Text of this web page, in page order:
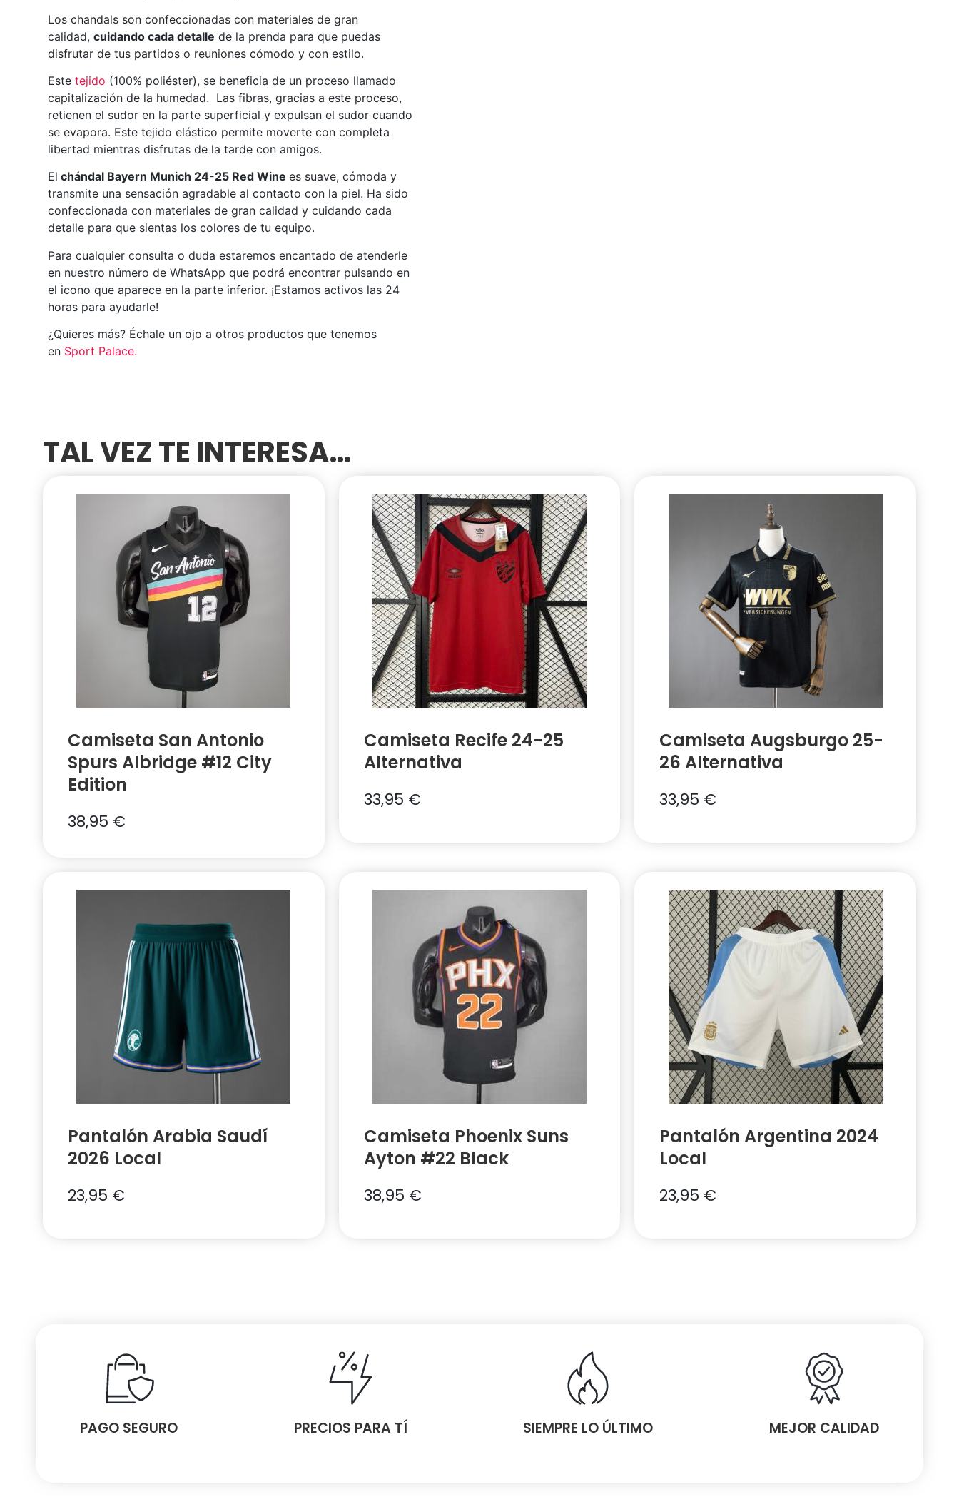
Los chandals son confeccionadas con materiales de gran
calidad,cuidando cada detalle de la prenda para que puedas
disfrutar de tus partidos o reuniones cómodo y con estilo.
Estetejido (100% poliéster), se beneficia de un proceso llamado
capitalización de la humedad. Las fibras, gracias a este proceso,
retienen el sudor en la parte superficial y expulsan el sudor cuando
se evapora. Este tejido elástico permite moverte con completa
libertad mientras disfrutas de la tarde con amigos.
El chándal Bayern Munich 24-25 Red Winees suave, cómoda y
transmite una sensación agradable al contacto con la piel. Ha sido
confeccionada con materiales de gran calidad y cuidando cada
detalle para que sientas los colores de tu equipo.
Para cualquier consulta o duda estaremos encantado de atenderle
en nuestro número de WhatsApp que podrá encontrar pulsando en
el icono que aparece en la parte inferior. ¡Estamos activos las 24
horas para ayudarle!
¿Quieres más? Échale un ojo a otros productos que tenemos
en Sport Palace.
TAL VEZ TE INTERESA…
Camiseta San Antonio
Spurs Albridge #12 City
Edition
38,95 €
Camiseta Recife 24-25
Alternativa
33,95 €
Camiseta Augsburgo 25-
26 Alternativa
33,95 €
Pantalón Arabia Saudí
2026 Local
23,95 €
Camiseta Phoenix Suns
Ayton #22 Black
38,95 €
Pantalón Argentina 2024
Local
23,95 €
PAGO SEGURO PRECIOS PARA TÍ SIEMPRE LO ÚLTIMO MEJOR CALIDAD